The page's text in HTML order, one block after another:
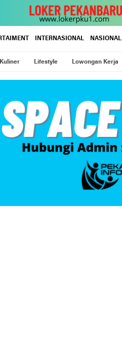
INTERNASIONAL NASIONAL
Lifestyle Lowongan Kerja